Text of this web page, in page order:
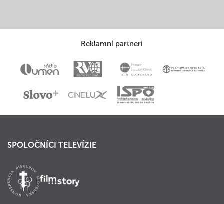
Reklamní partneri
SPOLOČNÍCI TELEVÍZIE